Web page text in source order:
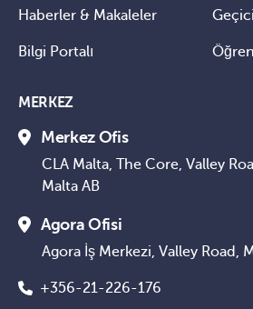
Haberler & Makaleler
Bilgi Portalı
MERKEZ
Merkez Ofis
CLA Malta, The Core, Valley
Malta AB
Agora Ofisi
Agora İş Merkezi, Valley Road,
+356-21-226-176